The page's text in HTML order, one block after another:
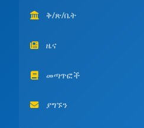
ቅ/ጽ/ቤት
ዜና
መጣጥፎች
ያግኙን